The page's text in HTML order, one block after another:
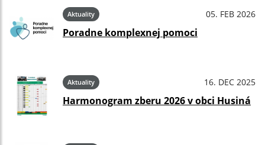
Aktuality 05. FEB 2026
Poradne komplexnej pomoci
Aktuality 16. DEC 2025
Harmonogram zberu 2026 v obci Husiná